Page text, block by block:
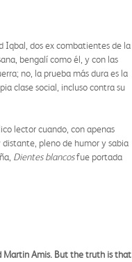
Iqbal, dos ex combatientes de la
bengalí como él, y con las
no, la prueba más dura es la
clase social, incluso contra su
lector cuando, con apenas
pleno de humor y sabia
Dientes blancosfue portada
Martin Amis. But the truth is that